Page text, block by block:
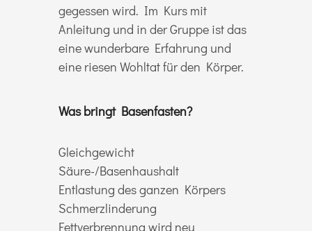
gegessen wird. Im Kurs mit
Anleitung und in der Gruppe ist das
eine wunderbare Erfahrung und
eine riesen Wohltat für den Körper.
Was bringt Basenfasten?
Gleichgewicht
Säure-/Basenhaushalt
Entlastung des ganzen Körpers
Schmerzlinderung
Fettverbrennung wird neu